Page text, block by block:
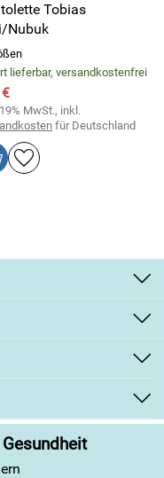
Tobias
Nubuk
lieferbar, versandkostenfrei
MwSt., inkl.
für Deutschland